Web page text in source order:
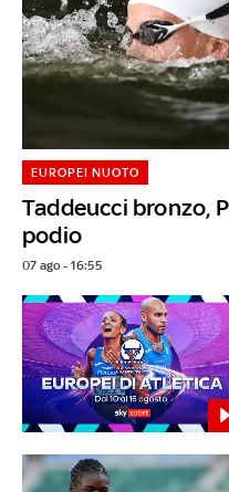
Taddeucci bronzo,
podio
EUROPEI NUOTO
07 ago - 16:55